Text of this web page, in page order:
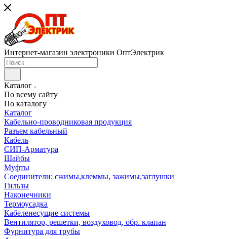
Интернет-магазин электроники ОптЭлектрик
Каталог
По всему сайту
По каталогу
Каталог
Кабельно-проводниковая продукция
Разъем кабельный
Кабель
СИП-Арматура
Шайбы
Муфты
Соединители: сжимы,клеммы, зажимы,заглушки
Гильзы
Наконечники
Термоусадка
Кабеленесущие системы
Вентилятор, решетки, воздуховод, обр. клапан
Фурнитура для трубы